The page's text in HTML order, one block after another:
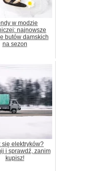
w modzie
najnowsze
butów damskich
na sezon
się elektryków?
i sprawdź, zanim
kupisz!